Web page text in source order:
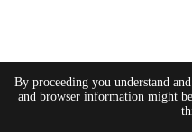
By proceeding you understand
and browser information might